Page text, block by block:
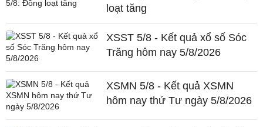
loạt tăng
XSST 5/8 - Kết quả xổ số Sóc
Trăng hôm nay 5/8/2026
XSMN 5/8 - Kết quả XSMN
hôm nay thứ Tư ngày 5/8/2026